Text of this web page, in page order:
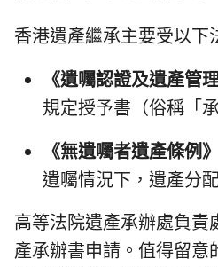
香港遺產繼承主要受以下
《遺囑認證及遺產管
規定授予書（俗稱「
《無遺囑者遺產條例
遺囑情況下，遺產分
高等法院遺產承辦處負責
產承辦書申請。值得留意